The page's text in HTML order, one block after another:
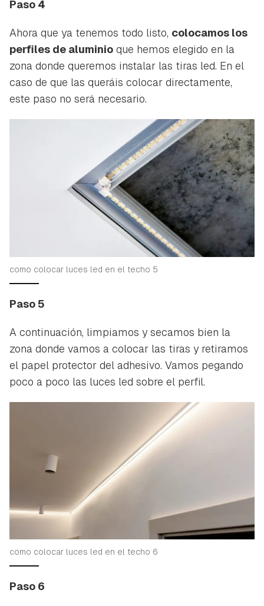
Paso 4
Ahora que ya tenemos todo listo, colocamos los
perfiles de aluminio que hemos elegido en la
zona donde queremos instalar las tiras led. En el
caso de que las queráis colocar directamente,
este paso no será necesario.
como colocar luces led en el techo 5
Paso 5
A continuación, limpiamos y secamos bien la
zona donde vamos a colocar las tiras y retiramos
el papel protector del adhesivo. Vamos pegando
poco a poco las luces led sobre el perfil.
como colocar luces led en el techo 6
Paso 6